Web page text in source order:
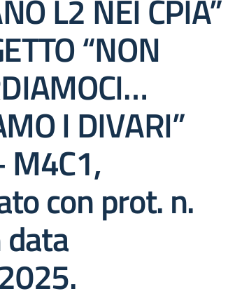
L2 NEI CPIA”
“NON
I DIVARI”
M4C1,
con prot. n.